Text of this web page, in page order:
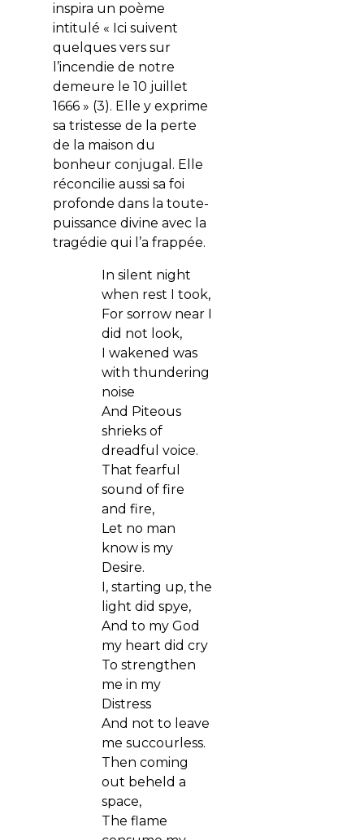
inspira un poème
intitulé « Ici suivent
quelques vers sur
l’incendie de notre
demeure le 10 juillet
1666 » (3). Elle y exprime
sa tristesse de la perte
de la maison du
bonheur conjugal. Elle
réconcilie aussi sa foi
profonde dans la toute-
puissance divine avec la
tragédie qui l’a frappée.
In silent night
when rest I took,
For sorrow near I
did not look,
I wakened was
with thundering
noise
And Piteous
shrieks of
dreadful voice.
That fearful
sound of fire
and fire,
Let no man
know is my
Desire.
I, starting up, the
light did spye,
And to my God
my heart did cry
To strengthen
me in my
Distress
And not to leave
me succourless.
Then coming
out beheld a
space,
The flame